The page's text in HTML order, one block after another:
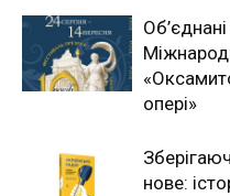
опері»
нове: